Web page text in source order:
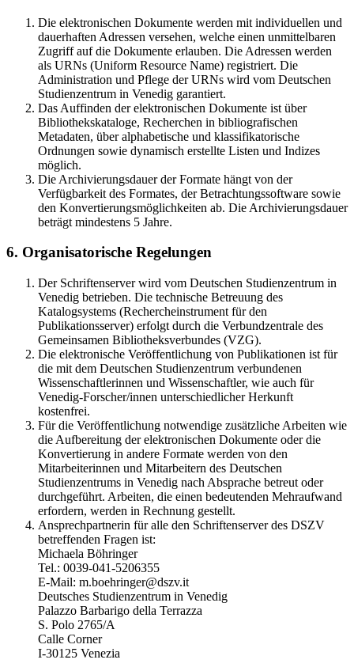
Die elektronischen Dokumente werden mit individuellen und
dauerhaften Adressen versehen, welche einen unmittelbaren
Zugriff auf die Dokumente erlauben. Die Adressen werden
als URNs (Uniform Resource Name) registriert. Die
Administration und Pflege der URNs wird vom Deutschen
Studienzentrum in Venedig garantiert.
Das Auffinden der elektronischen Dokumente ist über
Bibliothekskataloge, Recherchen in bibliografischen
Metadaten, über alphabetische und klassifikatorische
Ordnungen sowie dynamisch erstellte Listen und Indizes
möglich.
Die Archivierungsdauer der Formate hängt von der
Verfügbarkeit des Formates, der Betrachtungssoftware sowie
den Konvertierungsmöglichkeiten ab. Die Archivierungsdauer
beträgt mindestens 5 Jahre.
6. Organisatorische Regelungen
Der Schriftenserver wird vom Deutschen Studienzentrum in
Venedig betrieben. Die technische Betreuung des
Katalogsystems (Rechercheinstrument für den
Publikationsserver) erfolgt durch die Verbundzentrale des
Gemeinsamen Bibliotheksverbundes (VZG).
Die elektronische Veröffentlichung von Publikationen ist für
die mit dem Deutschen Studienzentrum verbundenen
Wissenschaftlerinnen und Wissenschaftler, wie auch für
Venedig-Forscher/innen unterschiedlicher Herkunft
kostenfrei.
Für die Veröffentlichung notwendige zusätzliche Arbeiten wie
die Aufbereitung der elektronischen Dokumente oder die
Konvertierung in andere Formate werden von den
Mitarbeiterinnen und Mitarbeitern des Deutschen
Studienzentrums in Venedig nach Absprache betreut oder
durchgeführt. Arbeiten, die einen bedeutenden Mehraufwand
erfordern, werden in Rechnung gestellt.
Ansprechpartnerin für alle den Schriftenserver des DSZV
betreffenden Fragen ist:
Michaela Böhringer
Tel.: 0039-041-5206355
E-Mail: m.boehringer@dszv.it
Deutsches Studienzentrum in Venedig
Palazzo Barbarigo della Terrazza
S. Polo 2765/A
Calle Corner
I-30125 Venezia